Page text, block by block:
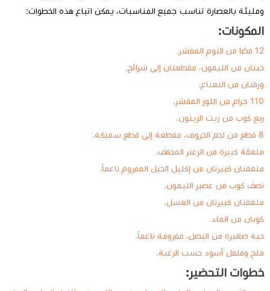
ومليئة بالعصارة تناسب جميع المناسبات، يمكن اتباع هذه الخطوات:
المكونات:
12 فصًا من الثوم المقشر.
حبتان من الليمون، مقطعتان إلى شرائح.
ورقتان من النعناع.
110 جرام من اللوز المقشر.
ربع كوب من زيت الزيتون.
8 قطع من لحم الخروف، مقطعة إلى قطع سميكة.
ملعقة كبيرة من الزعتر المجفف.
ملعقتان كبيرتان من إكليل الجبل المفروم ناعماً.
نصف كوب من عصير الليمون.
ملعقتان كبيرتان من العسل.
كوبان من الماء.
حبة صغيرة من البصل، مفرومة ناعماً.
ملح وفلفل أسود حسب الرغبة.
خطوات التحضير: